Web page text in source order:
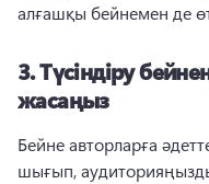
алғашқы бейнемен де
3.Түсіндіру
жасаңыз
Бейне авторларға
шығып,